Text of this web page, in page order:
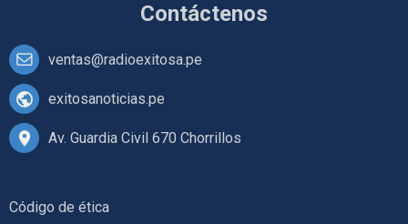
Contáctenos
ventas@radioexitosa.pe
exitosanoticias.pe
Av. Guardia Civil 670 Chorrillos
Código de ética